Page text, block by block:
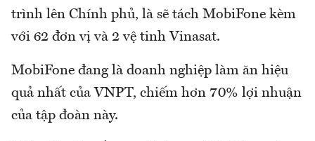
trình lên Chính phủ, là sẽ tách MobiFone kèm
với 62 đơn vị và 2 vệ tinh Vinasat.
MobiFone đang là doanh nghiệp làm ăn hiệu
quả nhất của VNPT, chiếm hơn 70% lợi nhuận
của tập đoàn này.